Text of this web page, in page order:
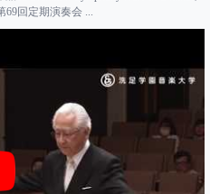
回定期演奏会 ...